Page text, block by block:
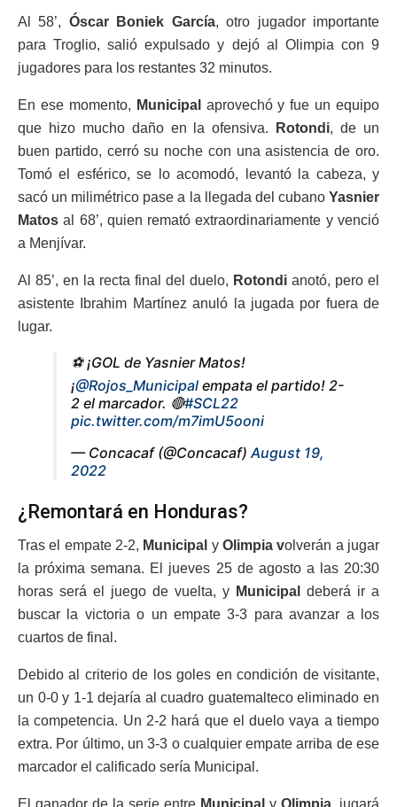
Al 58’, Óscar Boniek García, otro jugador importante
para Troglio, salió expulsado y dejó al Olimpia con 9
jugadores para los restantes 32 minutos.
En ese momento, Municipal aprovechó y fue un equipo
que hizo mucho daño en la ofensiva.
Rotondi, de un
buen partido, cerró su noche con una asistencia de oro.
Tomó el esférico, se lo acomodó, levantó la cabeza, y
sacó un milimétrico pase a la llegada del cubano Yasnier
Matos al 68’, quien remató extraordinariamente y venció
a Menjívar.
Al 85’, en la recta final del duelo, Rotondi anotó, pero el
asistente Ibrahim Martínez anuló la jugada por fuera de
lugar.
⚽ ¡GOL de Yasnier Matos!
¡@Rojos_Municipal empata el partido! 2-
2 el marcador. 🔴#SCL22
pic.twitter.com/m7imU5ooni
— Concacaf (@Concacaf) August 19,
2022
¿Remontará en Honduras?
Tras el empate 2-2, Municipal yOlimpia volverán a jugar
la próxima semana. El jueves 25 de agosto a las 20:30
horas será el juego de vuelta, y Municipal
deberá ir a
buscar la victoria o un empate 3-3 para avanzar a los
cuartos de final.
Debido al criterio de los goles en condición de visitante,
un 0-0 y 1-1 dejaría al cuadro guatemalteco eliminado en
la competencia. Un 2-2 hará que el duelo vaya a tiempo
extra. Por último, un 3-3 o cualquier empate arriba de ese
marcador el calificado sería Municipal.